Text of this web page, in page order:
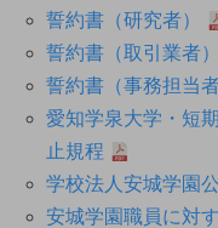
誓約書（研究者）
誓約書（取引業者）
誓約書（事務担当者
愛知学泉大学・短
止規程
学校法人安城学園
安城学園職員に対